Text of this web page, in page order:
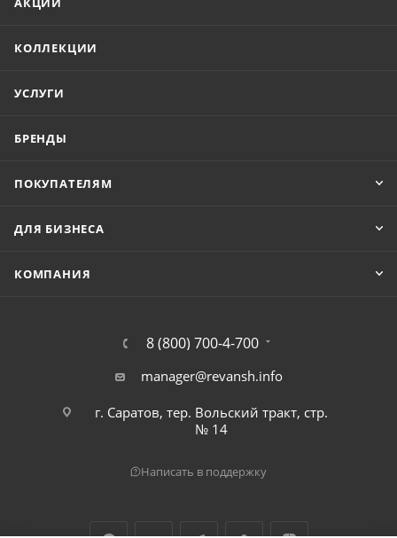
КОЛЛЕКЦИИ
УСЛУГИ
БРЕНДЫ
ПОКУПАТЕЛЯМ
ДЛЯ БИЗНЕСА
КОМПАНИЯ
8 (800) 700-4-700
manager@revansh.info
г. Саратов, тер. Вольский тракт, стр.
№ 14
Написать в поддержку